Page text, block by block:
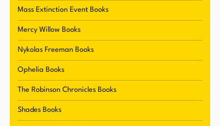
Mass Extinction Event Books
Mercy Willow Books
Nykolas Freeman Books
Ophelia Books
The Robinson Chronicles Books
Shades Books